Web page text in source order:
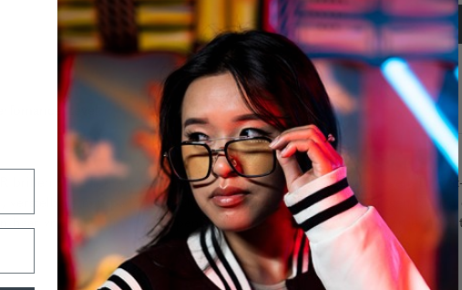
Hoeveelheid: - +
de ultieme bescherming tegen blauw licht en droge ogen. De
neuspads en G-Shield® Premium lenscoatings dragen bij aan
vrienden zijn inbegrepen. Zet een paar op en geef je ogen een